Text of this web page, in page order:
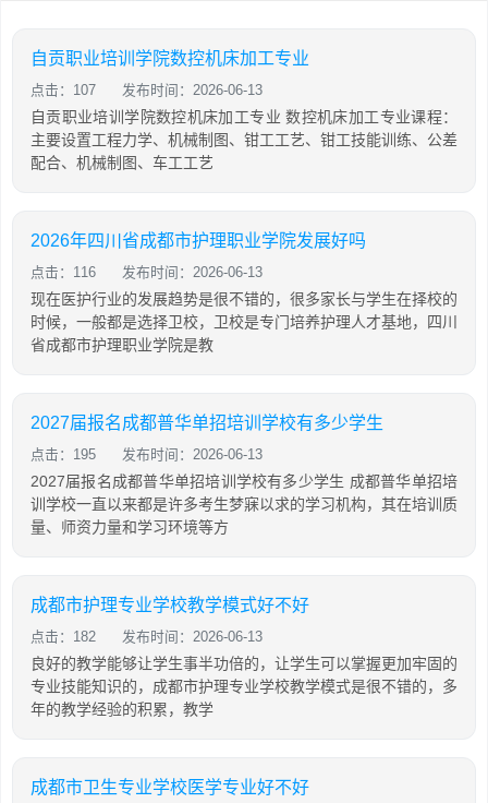
自贡职业培训学院数控机床加工专业
点击：107 发布时间：2026-06-13
自贡职业培训学院数控机床加工专业 数控机床加工专业课程：
主要设置工程力学、机械制图、钳工工艺、钳工技能训练、公差
配合、机械制图、车工工艺
2026年四川省成都市护理职业学院发展好吗
点击：116 发布时间：2026-06-13
现在医护行业的发展趋势是很不错的，很多家长与学生在择校的
时候，一般都是选择卫校，卫校是专门培养护理人才基地，四川
省成都市护理职业学院是教
2027届报名成都普华单招培训学校有多少学生
点击：195 发布时间：2026-06-13
2027届报名成都普华单招培训学校有多少学生 成都普华单招培
训学校一直以来都是许多考生梦寐以求的学习机构，其在培训质
量、师资力量和学习环境等方
成都市护理专业学校教学模式好不好
点击：182 发布时间：2026-06-13
良好的教学能够让学生事半功倍的，让学生可以掌握更加牢固的
专业技能知识的，成都市护理专业学校教学模式是很不错的，多
年的教学经验的积累，教学
成都市卫生专业学校医学专业好不好